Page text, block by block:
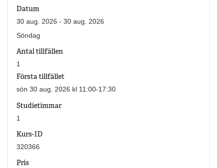
Datum
30 aug. 2026 - 30 aug. 2026
Söndag
Antal tillfällen
1
Första tillfället
sön 30 aug. 2026 kl 11:00-17:30
Studietimmar
1
Kurs-ID
320366
Pris